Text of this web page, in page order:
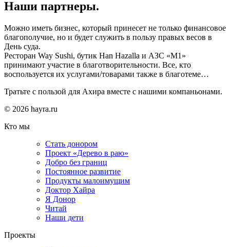
Наши партнеры.
Можно иметь бизнес, который принесет не только финансовое
благополучие, но и будет служить в пользу правых весов в
День суда.
Ресторан Way Sushi, бутик Han Hazalla и АЗС «М1»
принимают участие в благотворительности. Все, кто
воспользуется их услугами/товарами также в благотеме…
Тратьте с пользой для Ахира вместе с нашими компаньонами.
© 2026 hayra.ru
Кто мы
Стать донором
Проект «Дерево в раю»
Добро без границ
Постоянное развитие
Продукты малоимущим
Доктор Хайра
Я Донор
Читай
Наши дети
Проекты